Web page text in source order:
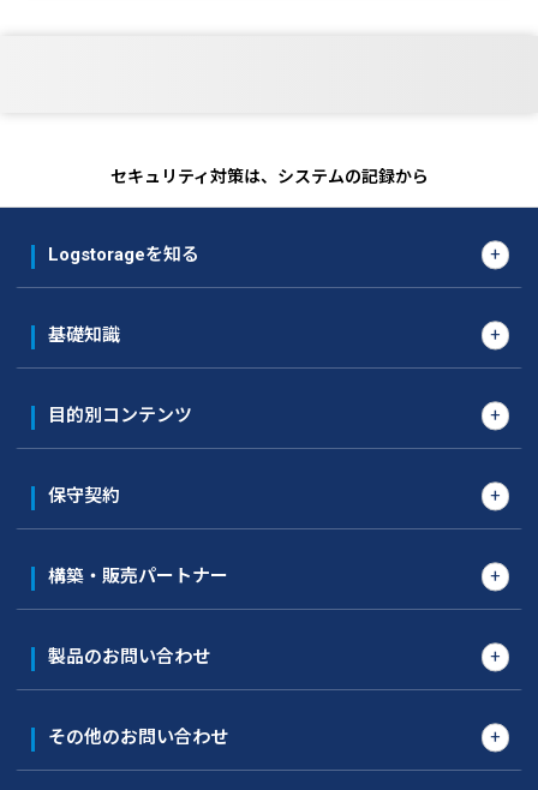
セキュリティ対策は、システムの記録から
Logstorageを知る
基礎知識
目的別コンテンツ
保守契約
構築・販売パートナー
製品のお問い合わせ
その他のお問い合わせ